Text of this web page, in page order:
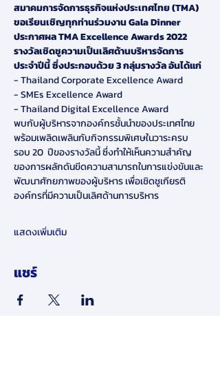
สมาคมการจัดการธุรกิจแห่งประเทศไทย (TMA)
ขอเรียนเชิญทุกท่านร่วมงาน Gala Dinner
ประกาศผล TMA Excellence Awards 2022
รางวัลเชิดชูความเป็นเลิศด้านบริหารจัดการ
ประจำปีนี้ ซึ่งประกอบด้วย 3 กลุ่มรางวัล อันได้แก่
- Thailand Corporate Excellence Award
- SMEs Excellence Award
- Thailand Digital Excellence Award
พบกับผู้บริหารจากองค์กรชั้นนำของประเทศไทย
พร้อมเพลิดเพลินกับกิจกรรมพิเศษในวาระครบ
รอบ 20  ปีของรางวัลนี้ ซึ่งทำให้เห็นความสำคัญ
ของการผลักดันขีดความสามารถในการแข่งขันและ
พัฒนาศักยภาพของผู้บริหาร เพื่อเชิดชูเกียรติ
องค์กรที่มีความเป็นเลิศด้านการบริหาร
แสดงเพิ่มเติม
แชร์